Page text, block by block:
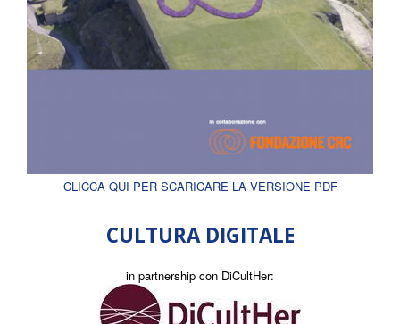
CLICCA QUI PER SCARICARE LA VERSIONE PDF
CULTURA DIGITALE
in partnership con DiCultHer: